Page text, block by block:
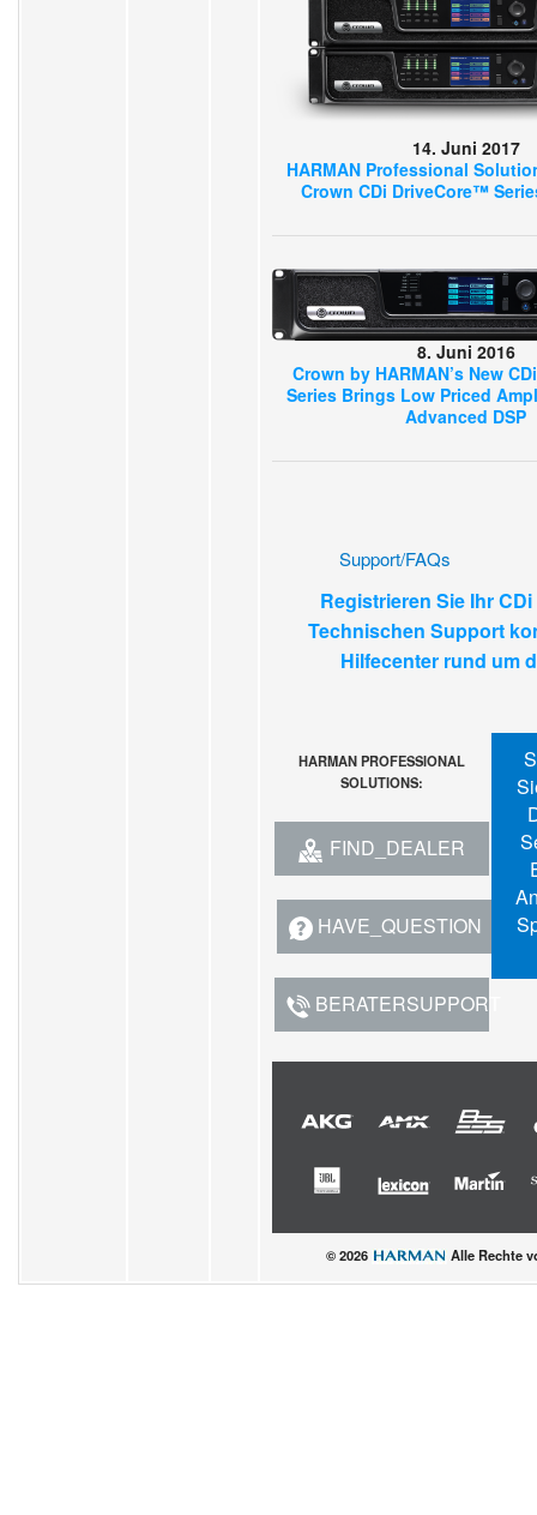
14. Juni 2017
HARMAN Professional
Crown CDi DriveCore™
8. Juni 2016
Crown by HARMAN’s New
Series Brings Low Priced
Advanced DSP
Support/FAQs
Registrieren Sie Ihr
Technischen Support
Hilfecenter rund um
HARMAN PROFESSIONAL
SOLUTIONS:
FIND_DEALER
HAVE_QUESTION
BERATERSUPPORT
© 2026 Alle Rechte